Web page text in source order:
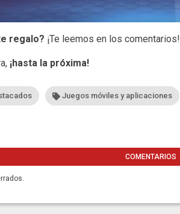
regalo? ¡Te leemos en los comentarios!
¡hasta la próxima!
Juegos móviles y aplicaciones
COMENTARIOS